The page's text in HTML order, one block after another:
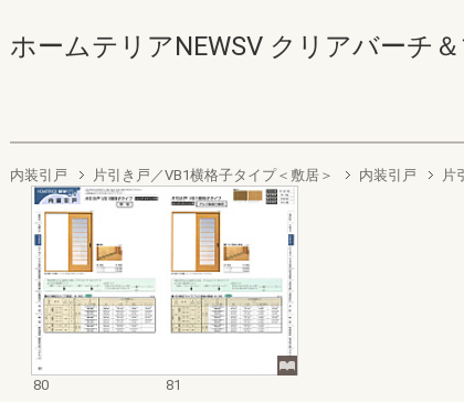
ホームテリアNEWSV クリアバーチ
内装引戸 片引き戸／VB1横格子タイプ＜敷居＞ 内装引戸 片
80 81